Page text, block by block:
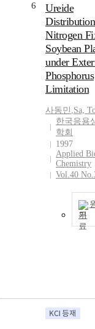
6
Ureide
Nitrogen
Soybean
under
Phosphorus
Limitation
사동민 ,Sa,
한국응용
학회
1997
Applied
Chemistry
Vol.40
기